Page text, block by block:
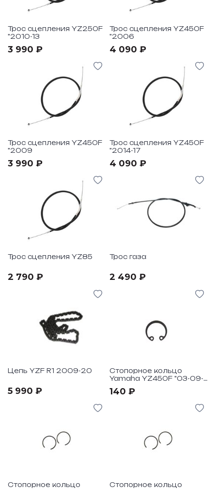
Трос сцепления YZ250F
"2010-13
3 990 ₽
Трос сцепления YZ450F
"2006
4 090 ₽
Трос сцепления YZ450F
"2009
3 990 ₽
Трос сцепления YZ450F
"2014-17
4 090 ₽
Трос сцепления YZ85
2 790 ₽
Трос газа
2 490 ₽
Цепь YZF R1 2009-20
5 990 ₽
Стопорное кольцо
Yamaha YZ450F "03-09-
140 ₽
Стопорное кольцо Стопорное кольцо